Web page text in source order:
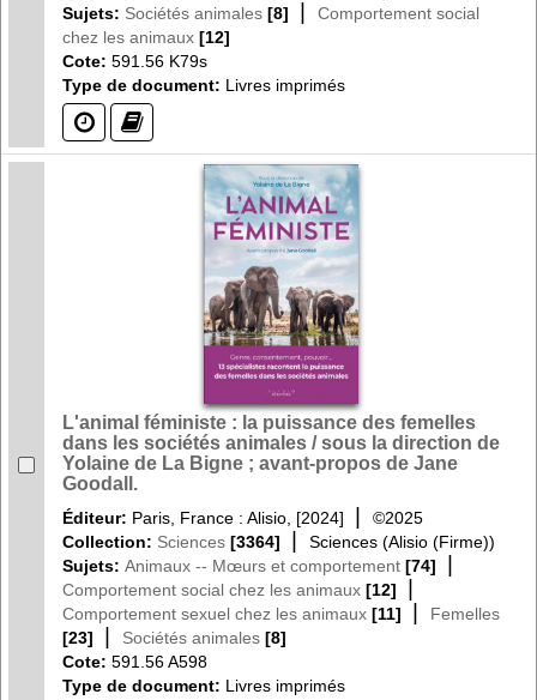
Sujets: Sociétés animales [8]
Comportement social
chez les animaux [12]
Cote: 591.56 K79s
Type de document: Livres imprimés
(?) (?)
L'animal féministe : la puissance des femelles
dans les sociétés animales / sous la direction de
Yolaine de La Bigne ; avant-propos de Jane
Goodall.
Éditeur: Paris, France : Alisio, [2024]
©2025
Collection: Sciences [3364]
Sciences (Alisio (Firme))
Sujets: Animaux -- Mœurs et comportement [74]
Comportement social chez les animaux [12]
Comportement sexuel chez les animaux [11]
Femelles
[23]
Sociétés animales [8]
Cote: 591.56 A598
Type de document: Livres imprimés